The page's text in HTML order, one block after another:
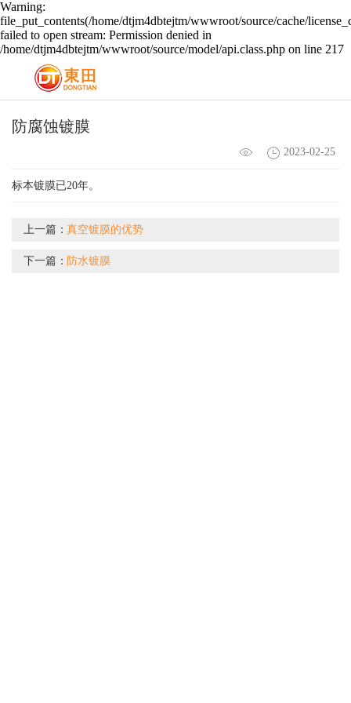
Warning:
file_put_contents(/home/dtjm4dbtejtm/wwwroot/source/cache/
failed to open stream: Permission denied in
/home/dtjm4dbtejtm/wwwroot/source/model/api.class.php on line 217
防腐蚀镀膜
2023-02-25
标本镀膜已20年。
上一篇：真空镀膜的优势
下一篇： 防水镀膜